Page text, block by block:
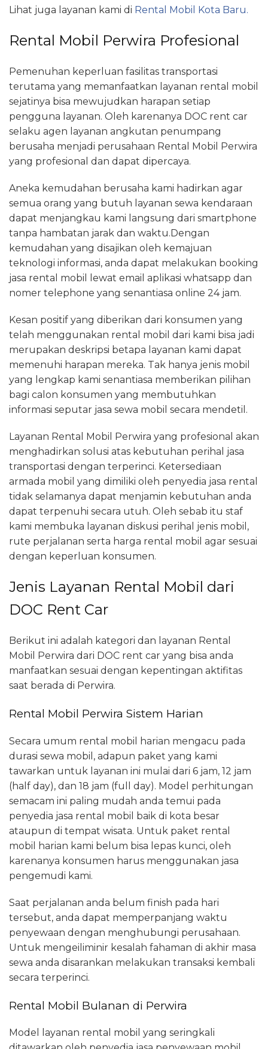
Lihat juga layanan kami di Rental Mobil Kota Baru.
Rental Mobil Perwira Profesional
Pemenuhan keperluan fasilitas transportasi
terutama yang memanfaatkan layanan rental mobil
sejatinya bisa mewujudkan harapan setiap
pengguna layanan. Oleh karenanya DOC rent car
selaku agen layanan angkutan penumpang
berusaha menjadi perusahaan Rental Mobil Perwira
yang profesional dan dapat dipercaya.
Aneka kemudahan berusaha kami hadirkan agar
semua orang yang butuh layanan sewa kendaraan
dapat menjangkau kami langsung dari smartphone
tanpa hambatan jarak dan waktu.Dengan
kemudahan yang disajikan oleh kemajuan
teknologi informasi, anda dapat melakukan booking
jasa rental mobil lewat email aplikasi whatsapp dan
nomer telephone yang senantiasa online 24 jam.
Kesan positif yang diberikan dari konsumen yang
telah menggunakan rental mobil dari kami bisa jadi
merupakan deskripsi betapa layanan kami dapat
memenuhi harapan mereka. Tak hanya jenis mobil
yang lengkap kami senantiasa memberikan pilihan
bagi calon konsumen yang membutuhkan
informasi seputar jasa sewa mobil secara mendetil.
Layanan Rental Mobil Perwira yang profesional akan
menghadirkan solusi atas kebutuhan perihal jasa
transportasi dengan terperinci. Ketersediaan
armada mobil yang dimiliki oleh penyedia jasa rental
tidak selamanya dapat menjamin kebutuhan anda
dapat terpenuhi secara utuh. Oleh sebab itu staf
kami membuka layanan diskusi perihal jenis mobil,
rute perjalanan serta harga rental mobil agar sesuai
dengan keperluan konsumen.
Jenis Layanan Rental Mobil dari
DOC Rent Car
Berikut ini adalah kategori dan layanan Rental
Mobil Perwira dari DOC rent car yang bisa anda
manfaatkan sesuai dengan kepentingan aktifitas
saat berada di Perwira.
Rental Mobil Perwira Sistem Harian
Secara umum rental mobil harian mengacu pada
durasi sewa mobil, adapun paket yang kami
tawarkan untuk layanan ini mulai dari 6 jam, 12 jam
(half day), dan 18 jam (full day). Model perhitungan
semacam ini paling mudah anda temui pada
penyedia jasa rental mobil baik di kota besar
ataupun di tempat wisata. Untuk paket rental
mobil harian kami belum bisa lepas kunci, oleh
karenanya konsumen harus menggunakan jasa
pengemudi kami.
Saat perjalanan anda belum finish pada hari
tersebut, anda dapat memperpanjang waktu
penyewaan dengan menghubungi perusahaan.
Untuk mengeiliminir kesalah fahaman di akhir masa
sewa anda disarankan melakukan transaksi kembali
secara terperinci.
Rental Mobil Bulanan di Perwira
Model layanan rental mobil yang seringkali